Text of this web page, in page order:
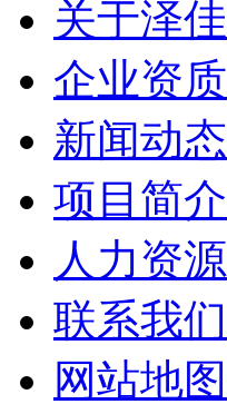
关于泽佳
企业资质
新闻动态
项目简介
人力资源
联系我们
网站地图